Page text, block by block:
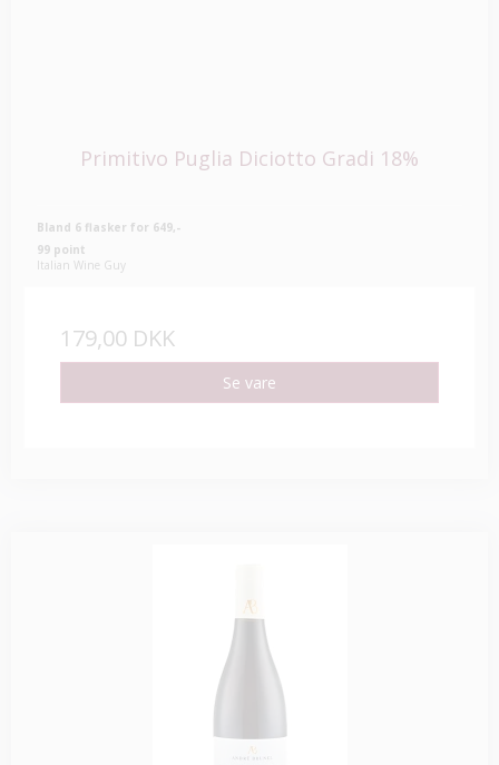
Primitivo Puglia Diciotto Gradi 18%
Bland 6 flasker for 649,-
99 point
Italian Wine Guy
179,00 DKK
Se vare